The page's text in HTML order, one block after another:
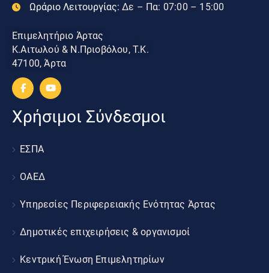
Ωράριο Λειτουργίας: Δε – Πα: 07:00 – 15:00
Επιμελητήριο Άρτας
Κ.Αιτωλού & Ν.Πριοβόλου, Τ.Κ.
47100, Άρτα
Χρήσιμοι Σύνδεσμοι
ΕΣΠΑ
ΟΑΕΔ
Υπηρεσίες Περιφερειακής Ενότητας Άρτας
Δημοτικές επιχειρήσεις & οργανισμοί
Κεντρική Ένωση Επιμελητηρίων